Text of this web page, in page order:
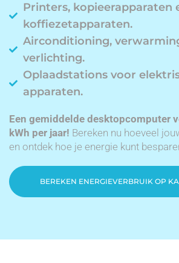
Printers, kopieerapparaten
koffiezetapparaten.
Airconditioning,
verlichting.
Oplaadstations voor
apparaten.
Een gemiddelde desktopcomputer
kWh per jaar! Bereken nu hoeveel
en ontdek hoe je energie kunt
BEREKEN ENERGIEVERBRUIK OP